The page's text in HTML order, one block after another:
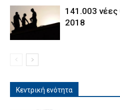
141.003 νέες
2018
Κεντρική ενότητα